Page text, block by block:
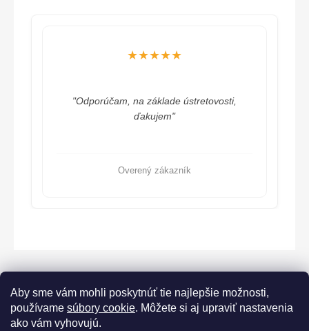
Aby sme vám mohli poskytnúť tie najlepšie možnosti,
používame súbory cookie. Môžete si aj upraviť nastavenia
ako vám vyhovujú.
★★★★★
"Odporúčam, na základe ústretovosti,
ďakujem"
Overený zákazník